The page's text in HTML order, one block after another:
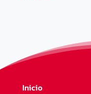
Inicio